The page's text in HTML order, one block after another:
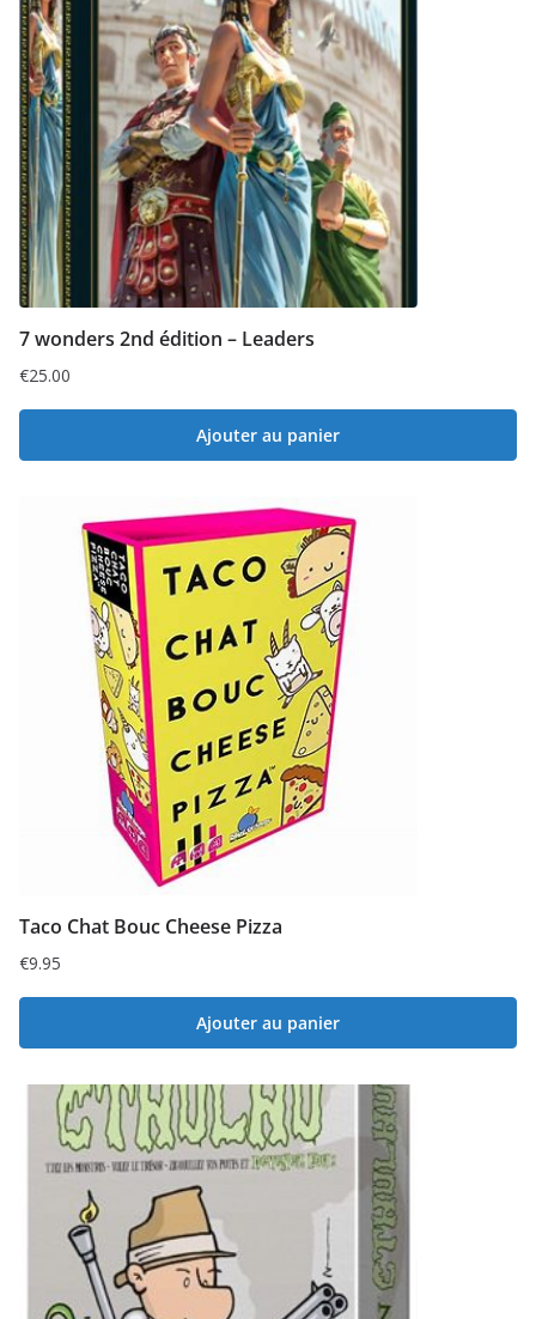
7 wonders 2nd édition – Leaders
€25.00
Ajouter au panier
Taco Chat Bouc Cheese Pizza
€9.95
Ajouter au panier